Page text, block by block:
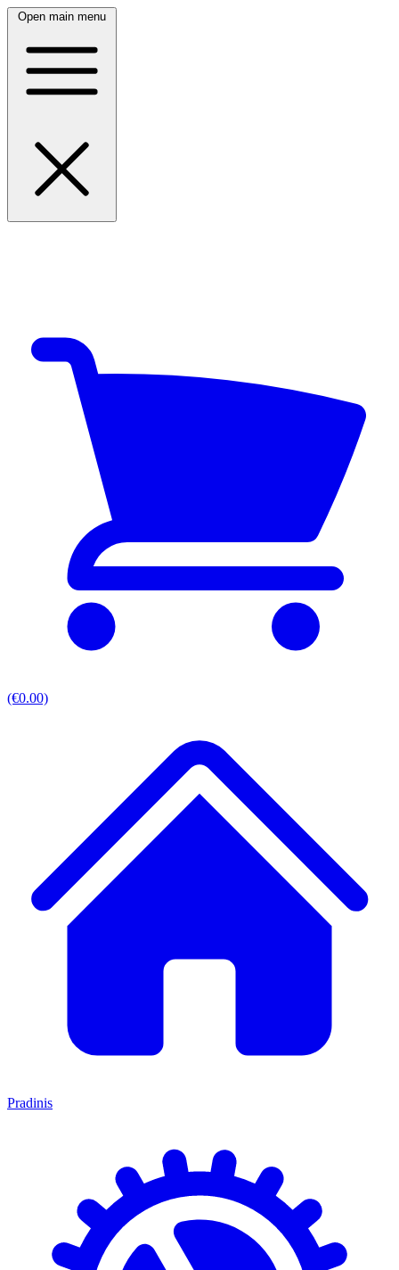
Open main menu
(€0.00)
Pradinis